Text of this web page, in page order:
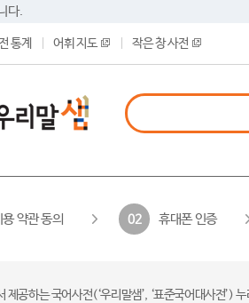
다.
통계 어휘 지도 작은 창 사전
용 약관 동의 02 휴대폰 인증
제공하는 국어사전(‘우리말샘’, ‘표준국어대사전’)